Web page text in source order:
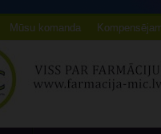
Mūsu komanda